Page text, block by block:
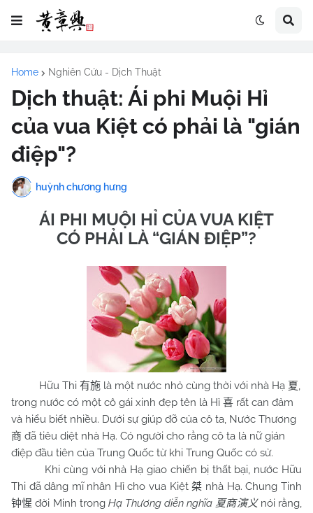
Home Nghiên Cứu - Dịch Thuật
Dịch thuật: Ái phi Muội Hỉ
của vua Kiệt có phải là "gián
điệp"?
huỳnh chương hưng
ÁI PHI MUỘI HỈ CỦA VUA KIỆT
CÓ PHẢI LÀ “GIÁN ĐIỆP”?
Hữu Thi 有施 là một nước nhỏ cùng thời với nhà Hạ 夏,
trong nước có một cô gái xinh đẹp tên là Hỉ 喜 rất can đảm
và hiểu biết nhiều. Dưới sự giúp đỡ của cô ta, Nước Thương
商 đã tiêu diệt nhà Hạ. Có người cho rằng cô ta là nữ gián
điệp đầu tiên của Trung Quốc từ khi Trung Quốc có sử.
Khi cùng với nhà Hạ giao chiến bị thất bại, nước Hữu
Thi đã dâng mĩ nhân Hỉ cho vua Kiệt桀 nhà Hạ. Chung Tinh
钟惺 đời Minh trong Hạ Thương diễn nghĩa 夏商演义nói rằng,